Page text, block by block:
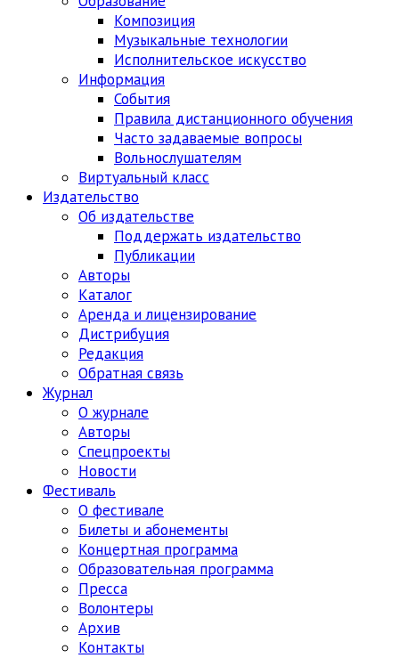
Композиция
Музыкальные технологии
Исполнительское искусство
Информация
События
Правила дистанционного обучения
Часто задаваемые вопросы
Вольнослушателям
Виртуальный класс
Издательство
Об издательстве
Поддержать издательство
Публикации
Авторы
Каталог
Аренда и лицензирование
Дистрибуция
Редакция
Обратная связь
Журнал
О журнале
Авторы
Спецпроекты
Новости
Фестиваль
О фестивале
Билеты и абонементы
Концертная программа
Образовательная программа
Пресса
Волонтеры
Архив
Контакты